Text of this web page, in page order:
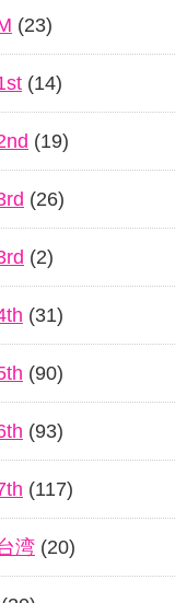
(23)
(14)
(19)
(26)
(2)
(31)
(90)
(93)
(117)
湾 (20)